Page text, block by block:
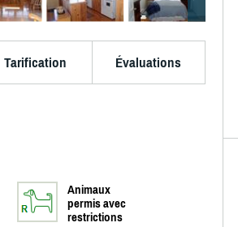
Tarification Évaluations
Animaux
permis avec
restrictions